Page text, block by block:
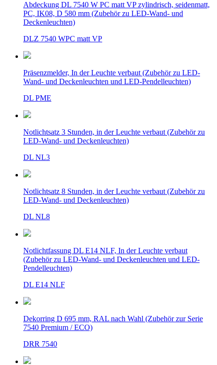
Abdeckung DL 7540 W PC matt VP zylindrisch, seidenmatt,
PC, IK08, D 580 mm (Zubehör zu LED-Wand- und
Deckenleuchten)
DLZ 7540 WPC matt VP
Präsenzmelder, In der Leuchte verbaut (Zubehör zu LED-
Wand- und Deckenleuchten und LED-Pendelleuchten)
DL PME
Notlichtsatz 3 Stunden, in der Leuchte verbaut (Zubehör zu
LED-Wand- und Deckenleuchten)
DL NL3
Notlichtsatz 8 Stunden, in der Leuchte verbaut (Zubehör zu
LED-Wand- und Deckenleuchten)
DL NL8
Notlichtfassung DL E14 NLF, In der Leuchte verbaut
(Zubehör zu LED-Wand- und Deckenleuchten und LED-
Pendelleuchten)
DL E14 NLF
Dekorring D 695 mm, RAL nach Wahl (Zubehör zur Serie
7540 Premium / ECO)
DRR 7540